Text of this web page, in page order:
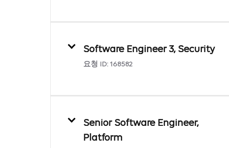
Software Engineer 3, Security
요청 ID: 168582
Senior Software Engineer,
Platform